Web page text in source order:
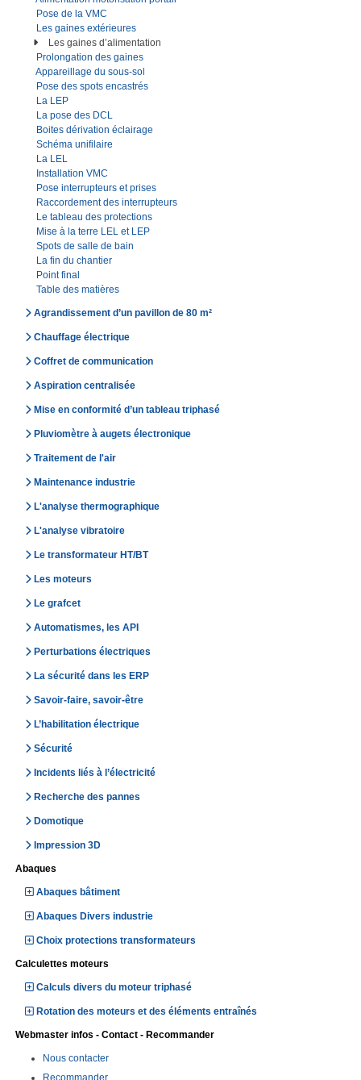
Pose de la VMC
Les gaines extérieures
Les gaines d’alimentation
Prolongation des gaines
Appareillage du sous-sol
Pose des spots encastrés
La LEP
La pose des DCL
Boites dérivation éclairage
Schéma unifilaire
La LEL
Installation VMC
Pose interrupteurs et prises
Raccordement des interrupteurs
Le tableau des protections
Mise à la terre LEL et LEP
Spots de salle de bain
La fin du chantier
Point final
Table des matières
Agrandissement d’un pavillon de 80 m²
Chauffage électrique
Coffret de communication
Aspiration centralisée
Mise en conformité d’un tableau triphasé
Pluviomètre à augets électronique
Traitement de l'air
Maintenance industrie
L'analyse thermographique
L'analyse vibratoire
Le transformateur HT/BT
Les moteurs
Le grafcet
Automatismes, les API
Perturbations électriques
La sécurité dans les ERP
Savoir-faire, savoir-être
L’habilitation électrique
Sécurité
Incidents liés à l’électricité
Recherche des pannes
Domotique
Impression 3D
Abaques
Abaques bâtiment
Abaques Divers industrie
Choix protections transformateurs
Calculettes moteurs
Calculs divers du moteur triphasé
Rotation des moteurs et des éléments entraînés
Webmaster infos - Contact - Recommander
Nous contacter
Recommander